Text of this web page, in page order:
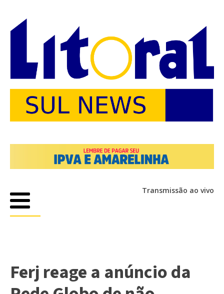
Transmissão ao vivo
Ferj reage a anúncio da